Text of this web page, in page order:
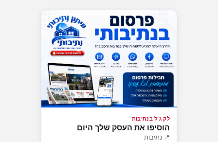
לק ג'ל בנתיבות
הוסיפו את העסק שלך היום
📍 נתיבות